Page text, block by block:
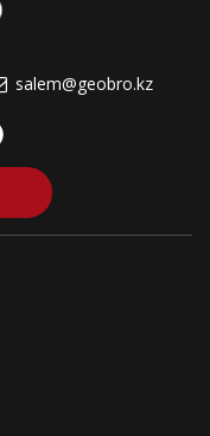
salem@geobro.kz